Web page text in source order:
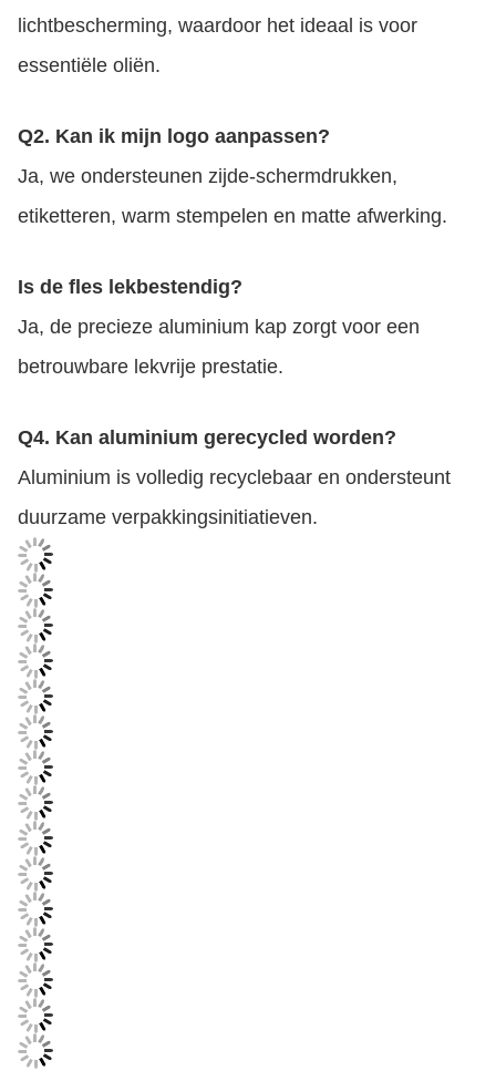
lichtbescherming, waardoor het ideaal is voor
essentiële oliën.
Q2. Kan ik mijn logo aanpassen?
Ja, we ondersteunen zijde-schermdrukken,
etiketteren, warm stempelen en matte afwerking.
Is de fles lekbestendig?
Ja, de precieze aluminium kap zorgt voor een
betrouwbare lekvrije prestatie.
Q4. Kan aluminium gerecycled worden?
Aluminium is volledig recyclebaar en ondersteunt
duurzame verpakkingsinitiatieven.